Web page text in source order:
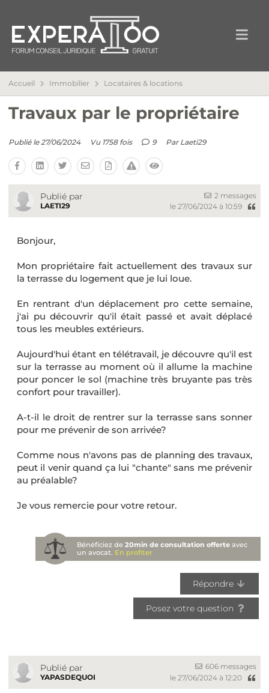
Accueil Immobilier Locataires & locations
Travaux par le propriétaire
Publié le 27/06/2024 Vu 1758 fois 9 Par Laeti29
Publié par
LAETI29
2 messages
le 27/06/2024 à 10:59
Bonjour,
Mon propriétaire fait actuellement des travaux sur
la terrasse du logement que je lui loue.
En rentrant d'un déplacement pro cette semaine,
j'ai pu découvrir qu'il était passé et avait déplacé
tous les meubles extérieurs.
Aujourd'hui étant en télétravail, je découvre qu'il est
sur la terrasse au moment où il allume la machine
pour poncer le sol (machine très bruyante pas très
confort pour travailler).
A-t-il le droit de rentrer sur la terrasse sans sonner
pour me prévenir de son arrivée?
Comme nous n'avons pas de planning des travaux,
peut il venir quand ça lui "chante" sans me prévenir
au préalable?
Je vous remercie pour votre retour.
Bénéficiez de20min de consultation offerte avec
un avocat. En profiter
Répondre
Posez votre question
Publié par
YAPASDEQUOI
606 messages
le 27/06/2024 à 12:20